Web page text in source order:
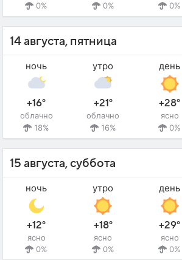
0%
0%
0%
14 августа, пятница
ночь
+16°
облачно
18%
утро
+21°
облачно
16%
день
+28°
ясно
0%
15 августа, суббота
ночь
+12°
ясно
0%
утро
+18°
ясно
0%
день
+29°
ясно
0%